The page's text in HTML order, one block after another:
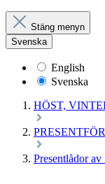
Stäng menyn
Svenska
English
Svenska
HÖST,
Presentlådor